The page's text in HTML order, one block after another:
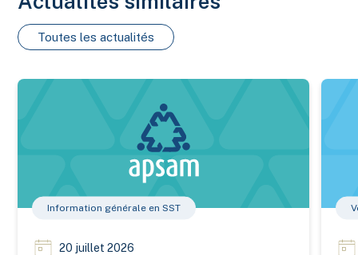
Toutes les actualités
Nouveau bilan estrien 2025 des maladies transmises par les
Information générale en SST
20 juillet 2026